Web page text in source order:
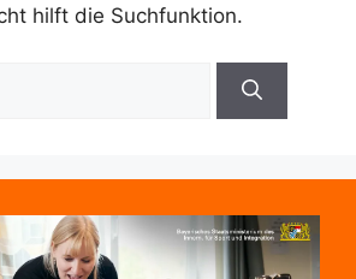
hilft die Suchfunktion.